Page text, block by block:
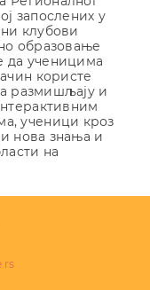
запослених у
клубови
образовање
да ученицима
користе
размишљају и
ученици кроз
и нова знања и
на